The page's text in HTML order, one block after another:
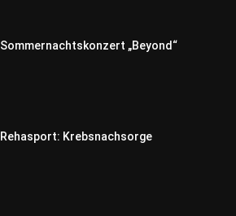
Sommernachtskonzert „Beyond“
Rehasport: Krebsnachsorge